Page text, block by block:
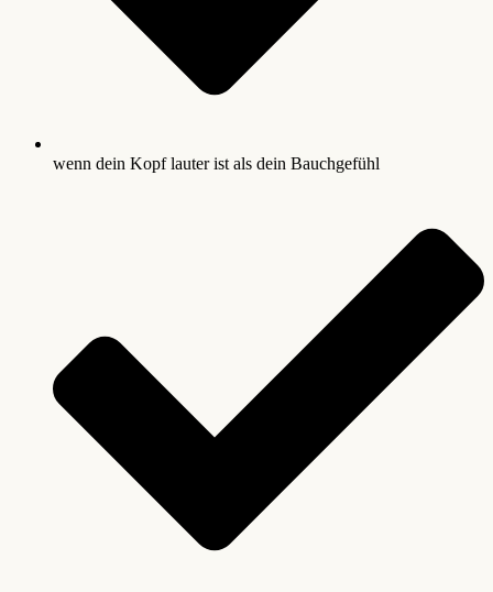
wenn dein Kopf lauter ist als dein Bauchgefühl